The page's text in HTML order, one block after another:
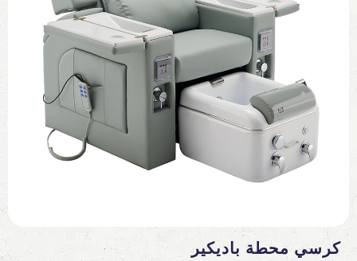
كرسي محطة باديكير